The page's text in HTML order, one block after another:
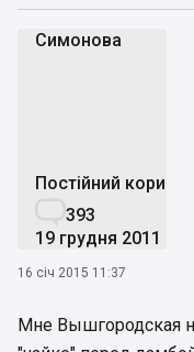
Симонова
Постійний
393
19 грудня 2011
16 січ 2015 11:37
Мне Вышгородская